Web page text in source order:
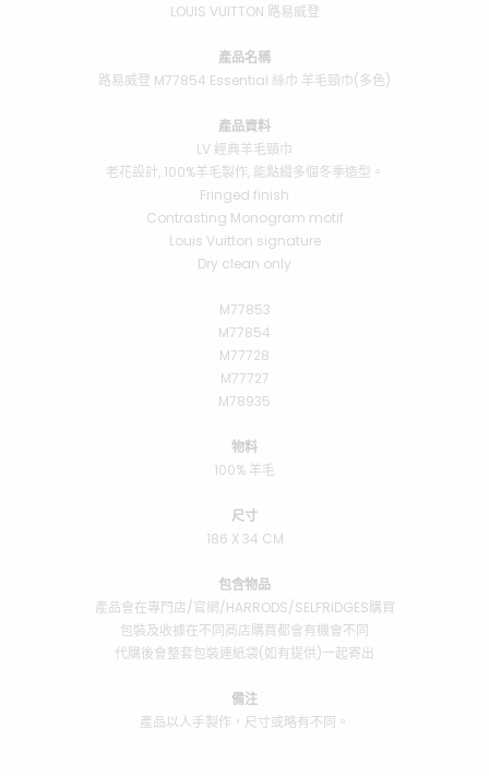
LOUIS VUITTON 路易威登
產品名稱
路易威登 M77854 Essential 絲巾 羊毛頸巾(多色)
產品資料
LV 經典羊毛頸巾
老花設計, 100%羊毛製作, 能點綴多個冬季造型。
Fringed finish
Contrasting Monogram motif
Louis Vuitton signature
Dry clean only
M77853
M77854
M77728
M77727
M78935
物料
100% 羊毛
尺寸
186 X 34 CM
包含物品
產品會在專門店/官網/HARRODS/SELFRIDGES購買
包裝及收據在不同商店購買都會有機會不同
代購後會整套包裝連紙袋(如有提供)一起寄出
備注
產品以人手製作，尺寸或略有不同。